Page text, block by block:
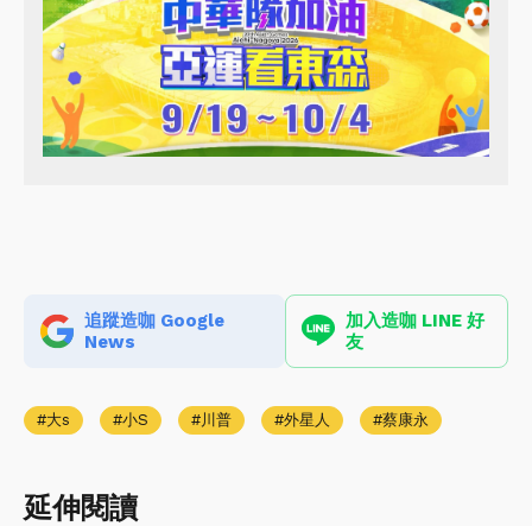
追蹤造咖 Google
News
加入造咖 LINE 好
友
大s 小S 川普 外星人 蔡康永
延伸閱讀